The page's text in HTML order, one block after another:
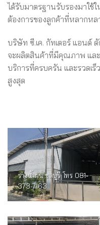
ได้รับมาตรฐานรับรองมาใช้
ต้องการของลูกค้าที่หลากหล
บริษัท ซี.เค. กัทเตอร์ แอนด์
จะผลิตสินค้าที่มีคุณภาพ แล
บริการที่ครบครัน และรวดเ
สูงสุด
รางน้ำฝน ชลบุรี โทร 081-
373-7163